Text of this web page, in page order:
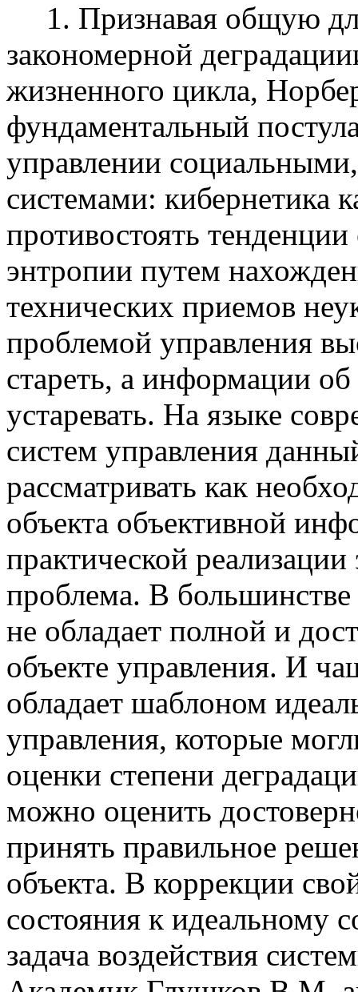
1. Признавая общую
закономерной
жизненного цикла,
фундаментальный
управлении
системами: кибернетика
противостоять тенденции
энтропии путем
технических приемов
проблемой управления
стареть, а информации
устаревать. На языке
систем управления
рассматривать как
объекта объективной
практической реализации
проблема. В большинстве
не обладает полной и
объекте управления. И
обладает шаблоном
управления, которые
оценки степени
можно оценить
принять правильное
объекта. В коррекции
состояния к идеальному
задача воздействия